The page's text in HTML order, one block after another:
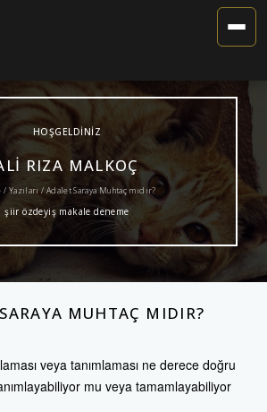
Toggle
HOŞGELDINIZ
RIZA MALKOÇ
/ Yazıları / Adalet Saraya Muhtaç mıdır?
şiir özdeyiş makale deneme
MUHTAÇ MIDIR?
veya tanımlaması ne derece doğru
mu veya tamamlayabiliyor